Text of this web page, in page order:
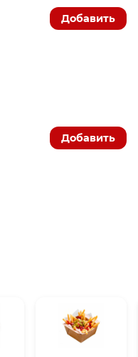
Добавить
Добавить